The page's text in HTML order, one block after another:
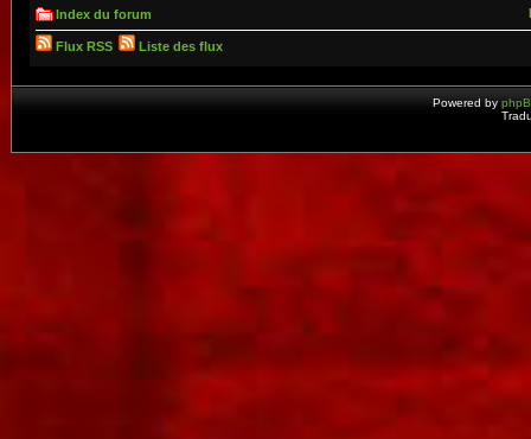
Index du forum
Flux RSS Liste des flux
Powered by